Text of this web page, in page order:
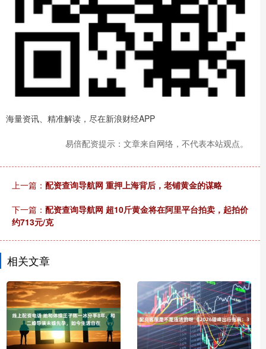
海量资讯、精准解读，尽在新浪财经APP
易倍配资提示：文章来自网络，不代表本站观点。
上一篇： 配资查询导航网 重押上海背后，老铺黄金的谋略
下一篇： 配资查询导航网 超10斤黄金将在阿里平台拍卖，起拍价
约713元/克
相关文章